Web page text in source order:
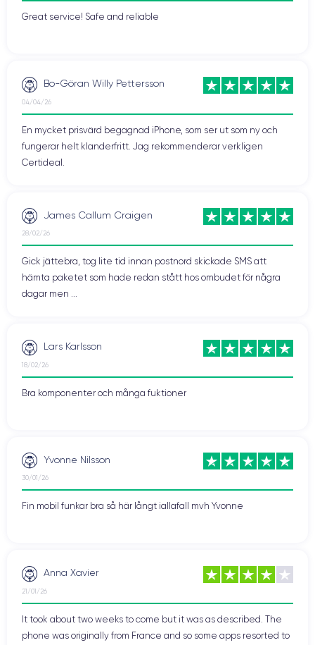
Great service! Safe and reliable
Bo-Göran Willy Pettersson
04/04/26
En mycket prisvärd begagnad iPhone, som ser ut som ny och
fungerar helt klanderfritt. Jag rekommenderar verkligen
Certideal.
James Callum Craigen
28/02/26
Gick jättebra, tog lite tid innan postnord skickade SMS att
hämta paketet som hade redan stått hos ombudet för några
dagar men ...
Lars Karlsson
18/02/26
Bra komponenter och många fuktioner
Yvonne Nilsson
30/01/26
Fin mobil funkar bra så här långt iallafall mvh Yvonne
Anna Xavier
21/01/26
It took about two weeks to come but it was as described. The
phone was originally from France and so some apps resorted to